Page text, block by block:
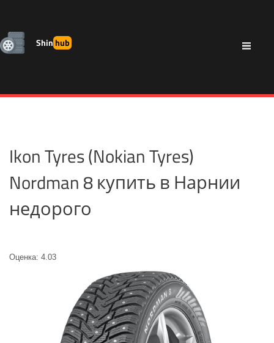
Shinhub
Ikon Tyres (Nokian Tyres)
Nordman 8 купить в Нарнии
недорого
Оценка: 4.03